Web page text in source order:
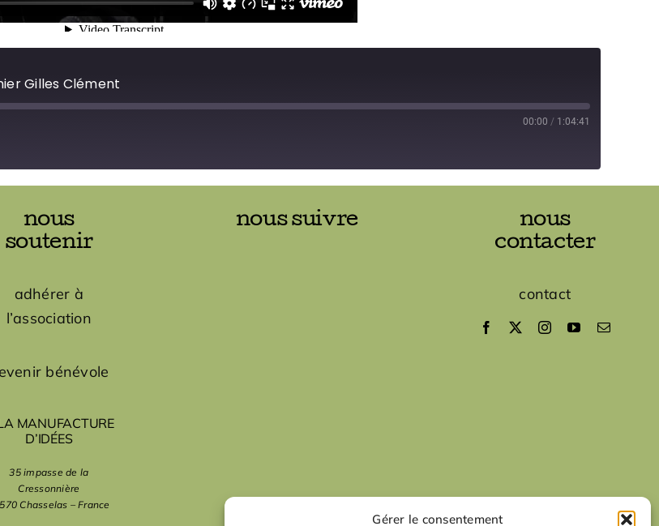
Gérer le consentement
Gilles Clément
00:00 / 1:04:41
nous
soutenir
adhérer à
l’association
bénévole
MANUFACTURE
D’IDÉES
35 impasse de la
Cressonnière
Chasselas – France
nous suivre
nous
contacter
contact